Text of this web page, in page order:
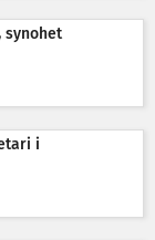
synohet
i